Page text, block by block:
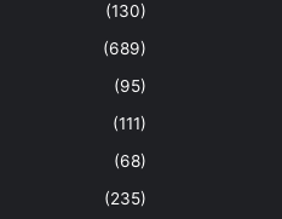
(130)
(689)
(95)
(111)
(68)
(235)